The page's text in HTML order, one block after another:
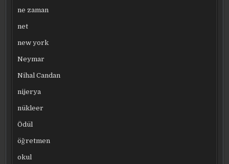
ne zaman
net
new york
Neymar
Nihal Candan
nijerya
nükleer
Ödül
öğretmen
okul